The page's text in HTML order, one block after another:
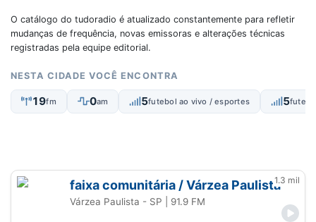
O catálogo do tudoradio é atualizado constantemente para refletir
mudanças de frequência, novas emissoras e alterações técnicas
registradas pela equipe editorial.
NESTA CIDADE VOCÊ ENCONTRA
19fm 0am 5futebol ao vivo / esportes 5
faixa comunitária / Várzea Paulista1.3 mil
Várzea Paulista - SP | 91.9 FM